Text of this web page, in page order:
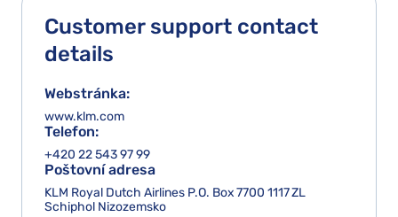
Customer support contact
details
Webstránka:
www.klm.com
Telefon:
+420 22 543 97 99
Poštovní adresa
KLM Royal Dutch Airlines P.O. Box 7700 1117 ZL
Schiphol Nizozemsko